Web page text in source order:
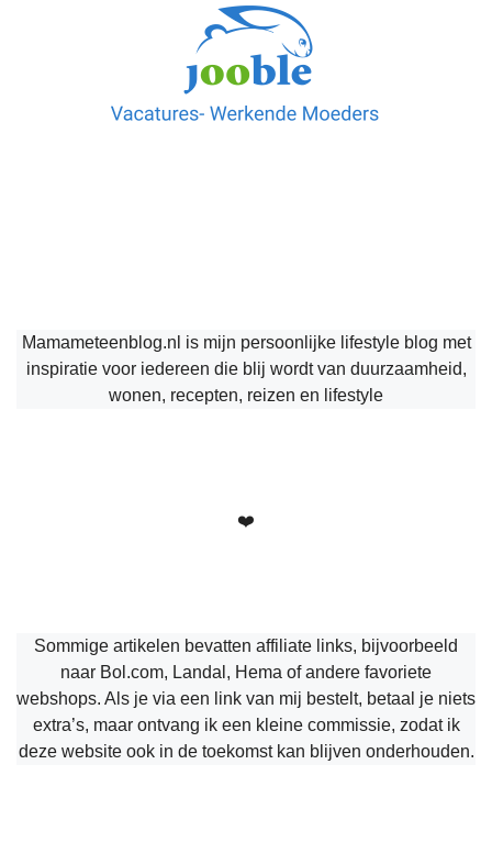
Mamameteenblog.nl is mijn persoonlijke lifestyle blog met
inspiratie voor iedereen die blij wordt van duurzaamheid,
wonen, recepten, reizen en lifestyle
❤️
Sommige artikelen bevatten affiliate links, bijvoorbeeld
naar Bol.com, Landal, Hema of andere favoriete
webshops. Als je via een link van mij bestelt, betaal je niets
extra’s, maar ontvang ik een kleine commissie, zodat ik
deze website ook in de toekomst kan blijven onderhouden.